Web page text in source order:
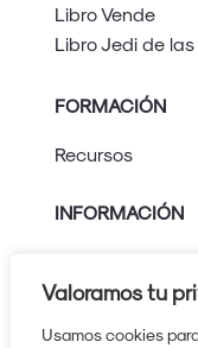
Valoramos tu
Usamos cookies
Libro Vende
Libro Jedi de
FORMACIÓN
Recursos
INFORMACIÓN
Política de